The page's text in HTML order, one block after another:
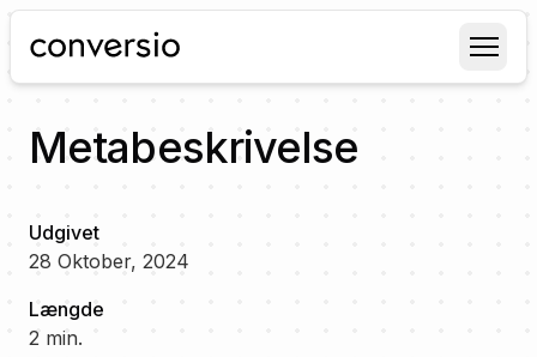
Conversio
Metabeskrivelse
Udgivet
28 Oktober, 2024
Længde
2 min.